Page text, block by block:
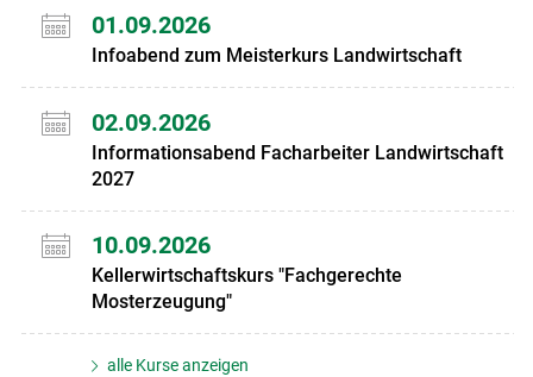
01.09.2026
Infoabend zum Meisterkurs Landwirtschaft
02.09.2026
Informationsabend Facharbeiter Landwirtschaft
2027
10.09.2026
Kellerwirtschaftskurs "Fachgerechte
Mosterzeugung"
alle Kurse anzeigen